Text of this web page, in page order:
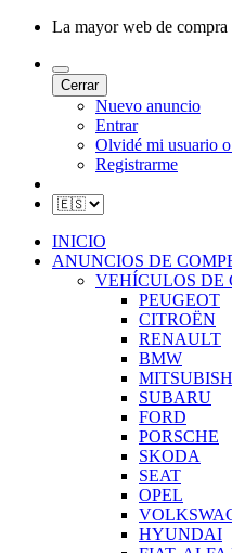
La mayor web de compra
Cerrar
Nuevo anuncio
Entrar
Olvidé mi usuario
Registrarme
INICIO
ANUNCIOS DE
VEHÍCULOS DE
PEUGEOT
CITROËN
RENAULT
BMW
SUBARU
FORD
PORSCHE
SKODA
SEAT
OPEL
HYUNDAI